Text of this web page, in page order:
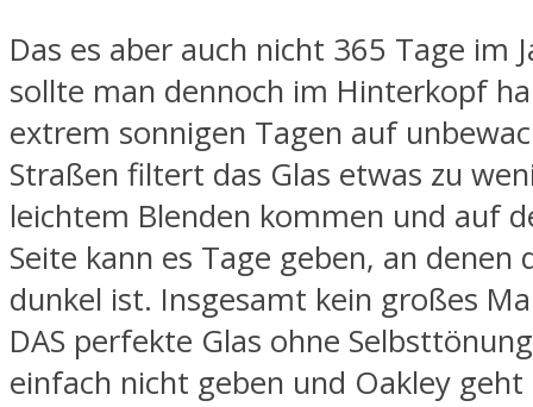
Das es aber auch nicht 365 Tage im
sollte man dennoch im Hinterkopf
extrem sonnigen Tagen auf
Straßen filtert das Glas etwas zu
leichtem Blenden kommen und auf
Seite kann es Tage geben, an denen
dunkel ist. Insgesamt kein großes
DAS perfekte Glas ohne
einfach nicht geben und Oakley